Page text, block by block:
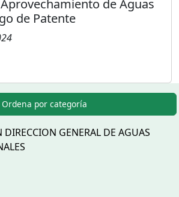
de Aguas
de Patente
Ordena por categoría
GENERAL DE AGUAS